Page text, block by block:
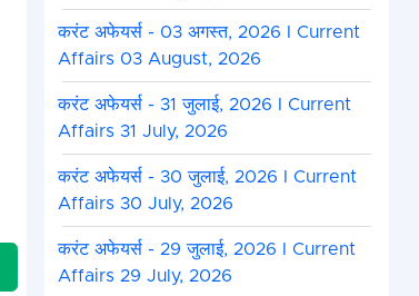
करंट अफेयर्स - 03 अगस्त, 2026 I Current
Affairs 03 August, 2026
करंट अफेयर्स - 31 जुलाई, 2026 I Current
Affairs 31 July, 2026
करंट अफेयर्स - 30 जुलाई, 2026 I Current
Affairs 30 July, 2026
करंट अफेयर्स - 29 जुलाई, 2026 I Current
Affairs 29 July, 2026